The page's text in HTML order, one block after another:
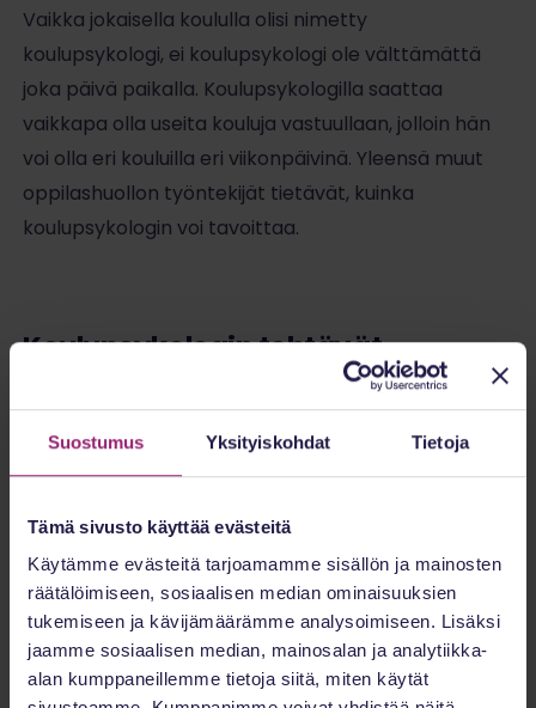
Suostumus Yksityiskohdat Tietoja
Tämä sivusto käyttää evästeitä
Käytämme evästeitä tarjoamamme sisällön ja mainosten
räätälöimiseen, sosiaalisen median ominaisuuksien
tukemiseen ja kävijämäärämme analysoimiseen. Lisäksi
jaamme sosiaalisen median, mainosalan ja analytiikka-
alan kumppaneillemme tietoja siitä, miten käytät
Vaikka jokaisella koululla olisi nimetty
koulupsykologi, ei koulupsykologi ole välttämättä
joka päivä paikalla. Koulupsykologilla saattaa
vaikkapa olla useita kouluja vastuullaan, jolloin hän
voi olla eri kouluilla eri viikonpäivinä. Yleensä muut
oppilashuollon työntekijät tietävät, kuinka
koulupsykologin voi tavoittaa.
Koulupsykologin tehtävät
Koulupsykologi on siis laillistettu psykologi, joka
työskentelee koulunkäynnin parissa.
Lisäksi koulupsykologin työ on usein hyvin itsenäistä.
Laajuus ja itsenäisyys lisäävät työn haastavuutta,
mutta tarjoavat myös paljon valinnanvaraa. Usein
koulupsykologi voikin muovata työnkuvaa
näköisekseen ja tehdä työtä omalla persoonallaan.